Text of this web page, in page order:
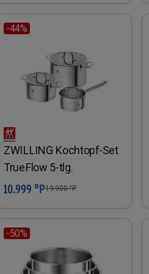
-44%
ZWILLING Kochtopf-Set
TrueFlow 5-tlg.
In den Warenkorb
10.999 °P19.900°P
-50%